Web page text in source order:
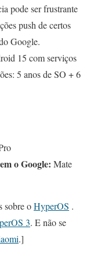
pode ser frustrante
push de certos
Google.
15 com serviços
5 anos de SO + 6
o Google: Mate
sobre oHyperOS .
3. E não se
.]